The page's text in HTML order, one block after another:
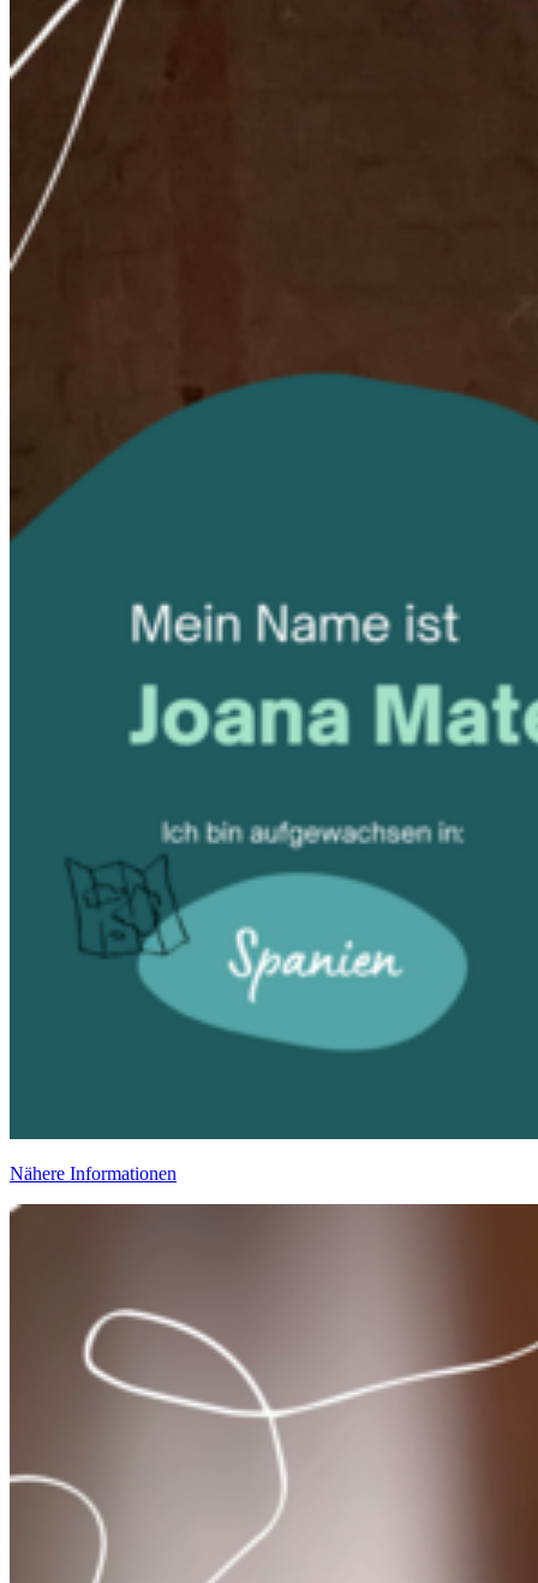
Nähere Informationen